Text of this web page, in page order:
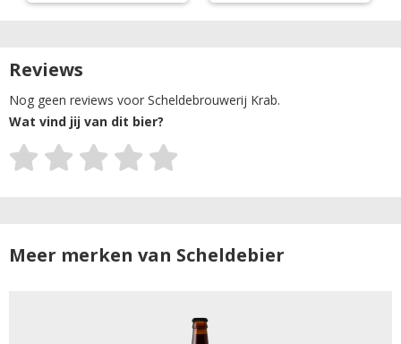
Reviews
Nog geen reviews voor Scheldebrouwerij Krab.
Wat vind jij van dit bier?
Meer merken van Scheldebier